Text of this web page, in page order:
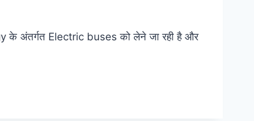
के अंतर्गत Electric buses को लेने जा रही है और